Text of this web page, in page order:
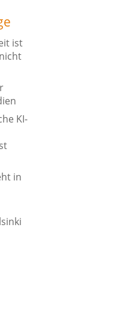
ist
KI-
in